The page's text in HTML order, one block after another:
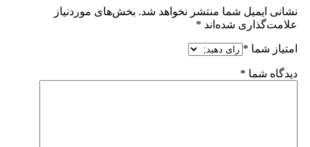
نشانی ایمیل شما منتشر نخواهد شد. بخش‌های موردنیاز
علامت‌گذاری شده‌اند *
امتیاز شما *
دیدگاه شما *